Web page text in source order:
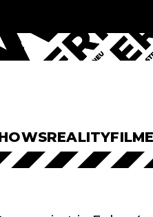
REALITYFILME